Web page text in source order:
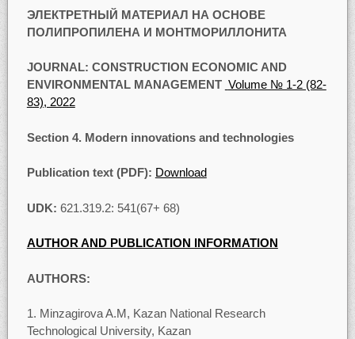
ЭЛЕКТРЕТНЫЙ МАТЕРИАЛ НА ОСНОВЕ
ПОЛИПРОПИЛЕНА И МОНТМОРИЛЛОНИТА
JOURNAL: CONSTRUCTION ECONOMIC AND
ENVIRONMENTAL MANAGEMENT Volume № 1-2 (82-
83), 2022
Section 4. Modern innovations and technologies
Publication text (PDF): Download
UDK: 621.319.2: 541(67+ 68)
AUTHOR AND PUBLICATION INFORMATION
AUTHORS:
Minzagirova A.M, Kazan National Research
Technological University, Kazan